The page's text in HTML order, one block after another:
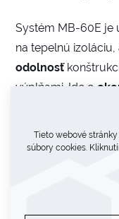
Tieto webové
súbory cookies.
Systém MB-60E je
na tepelnú
odolnosť
výplňami. Ide o
požiarnych dverí a
certifikovaný.